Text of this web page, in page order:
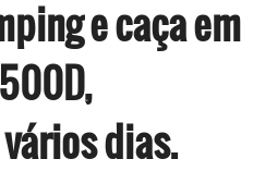
e caça em
dias.